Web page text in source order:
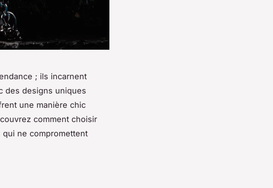
; ils incarnent
des designs uniques
une manière chic
comment choisir
ne compromettent